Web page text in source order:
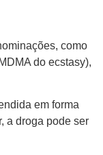
como
do ecstasy),
em forma
a droga pode ser